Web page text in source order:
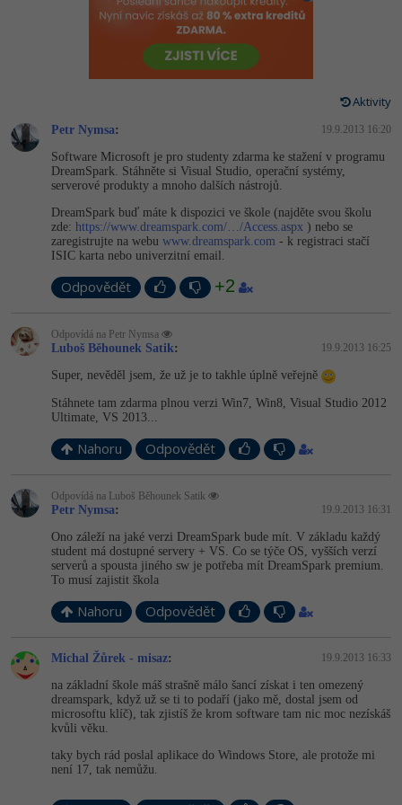
HTML5, CSS3, Bootstrap, SEO
SQL a databáze
UML a návrhové vzory
Spring
ASP.NET MVC
Django
Best practices
JavaScript
HTML / CSS
UML a návrhové vzory
MySQL/MariaDB
MS-SQL
SQLite
Vývojář mobilních aplikací
Specialista na AI a bigdata
Webdesigner
Tester
Systémový administrátor
Grafik / UX/UI návrhář
Projektový manažer
Copywriter
SEO specialista
Python -80%
JavaScript -80%
C++
Swift -80%
Kotlin -80%
-80%
SQL
Návrh SW
Algoritmy
Pro děti
Více
Fórum
Digitální gramotnost
Marketing -30%
UX
Business
Kryptoměny -25%
MS Office -80%
Google Dokumenty
Time management
Sítě
Kybernetická bezpečnost
Elektronický podpis
Fórum
Photoshop -80%
Adobe Illustrator -80%
Adobe XD
Adobe InDesign -25%
Adobe After Effects
Blender
Video
Ostatní
Fórum
Aktivity
Petr Nymsa: 19.9.2013 16:20
Software Microsoft je pro studenty zdarma ke stažení v programu
DreamSpark. Stáhněte si Visual Studio, operační systémy,
serverové produkty a mnoho dalších nástrojů.
DreamSpark buď máte k dispozici ve škole (najděte svou školu
zde: https://www.dreamspark.com/…/Access.aspx ) nebo se
zaregistrujte na webu www.dreamspark.com - k registraci stačí
ISIC karta nebo univerzitní email.
Odpovědět +2
Odpovídá na Petr Nymsa
Luboš Běhounek Satik: 19.9.2013 16:25
Super, nevěděl jsem, že už je to takhle úplně veřejně
Stáhnete tam zdarma plnou verzi Win7, Win8, Visual Studio 2012
Ultimate, VS 2013...
Nahoru Odpovědět
Odpovídá na Luboš Běhounek Satik
Petr Nymsa: 19.9.2013 16:31
Ono záleží na jaké verzi DreamSpark bude mít. V základu každý
student má dostupné servery + VS. Co se týče OS, vyšších verzí
serverů a spousta jiného sw je potřeba mít DreamSpark premium.
To musí zajistit škola
Nahoru Odpovědět
Michal Žůrek - misaz: 19.9.2013 16:33
na základní škole máš strašně málo šancí získat i ten omezený
dreamspark, když už se ti to podaří (jako mě, dostal jsem od
microsoftu klíč), tak zjistíš že krom software tam nic moc nezískáš
kvůli věku.
taky bych rád poslal aplikace do Windows Store, ale protože mi
není 17, tak nemůžu.